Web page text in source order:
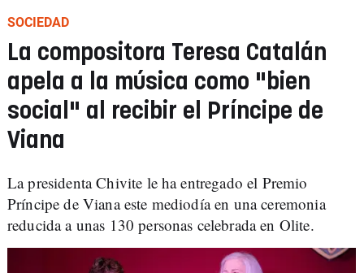
SOCIEDAD
La compositora Teresa Catalán
apela a la música como "bien
social" al recibir el Príncipe de
Viana
La presidenta Chivite le ha entregado el Premio
Príncipe de Viana este mediodía en una ceremonia
reducida a unas 130 personas celebrada en Olite.